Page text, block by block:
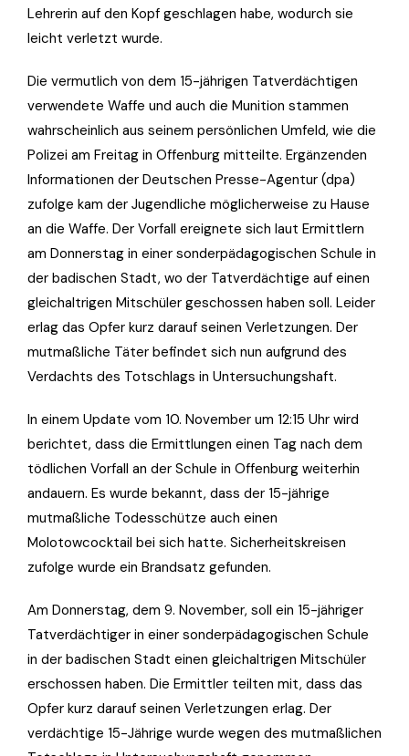
Lehrerin auf den Kopf geschlagen habe, wodurch sie
leicht verletzt wurde.
Die vermutlich von dem 15-jährigen Tatverdächtigen
verwendete Waffe und auch die Munition stammen
wahrscheinlich aus seinem persönlichen Umfeld, wie die
Polizei am Freitag in Offenburg mitteilte. Ergänzenden
Informationen der Deutschen Presse-Agentur (dpa)
zufolge kam der Jugendliche möglicherweise zu Hause
an die Waffe. Der Vorfall ereignete sich laut Ermittlern
am Donnerstag in einer sonderpädagogischen Schule in
der badischen Stadt, wo der Tatverdächtige auf einen
gleichaltrigen Mitschüler geschossen haben soll. Leider
erlag das Opfer kurz darauf seinen Verletzungen. Der
mutmaßliche Täter befindet sich nun aufgrund des
Verdachts des Totschlags in Untersuchungshaft.
In einem Update vom 10. November um 12:15 Uhr wird
berichtet, dass die Ermittlungen einen Tag nach dem
tödlichen Vorfall an der Schule in Offenburg weiterhin
andauern. Es wurde bekannt, dass der 15-jährige
mutmaßliche Todesschütze auch einen
Molotowcocktail bei sich hatte. Sicherheitskreisen
zufolge wurde ein Brandsatz gefunden.
Am Donnerstag, dem 9. November, soll ein 15-jähriger
Tatverdächtiger in einer sonderpädagogischen Schule
in der badischen Stadt einen gleichaltrigen Mitschüler
erschossen haben. Die Ermittler teilten mit, dass das
Opfer kurz darauf seinen Verletzungen erlag. Der
verdächtige 15-Jährige wurde wegen des mutmaßlichen